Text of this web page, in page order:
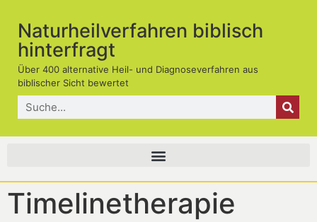
Naturheilverfahren biblisch
hinterfragt
Über 400 alternative Heil- und Diagnoseverfahren aus
biblischer Sicht bewertet
Timelinetherapie